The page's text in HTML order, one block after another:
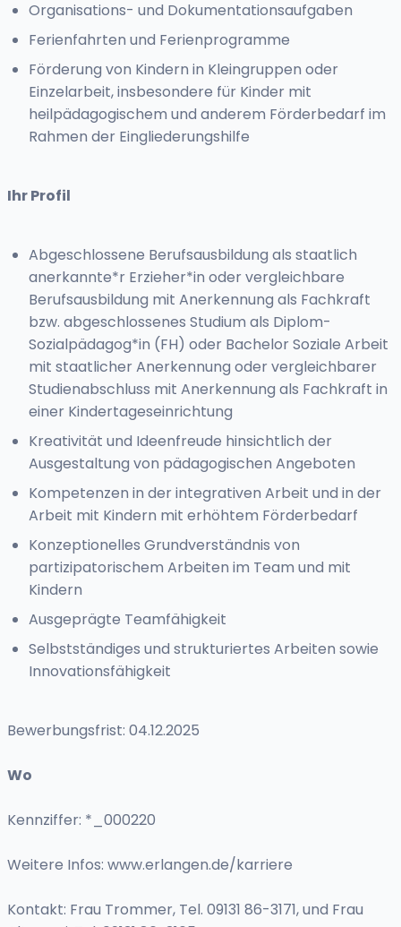
Organisations- und Dokumentationsaufgaben
Ferienfahrten und Ferienprogramme
Förderung von Kindern in Kleingruppen oder
Einzelarbeit, insbesondere für Kinder mit
heilpädagogischem und anderem Förderbedarf im
Rahmen der Eingliederungshilfe
Ihr Profil
Abgeschlossene Berufsausbildung als staatlich
anerkannte*r Erzieher*in oder vergleichbare
Berufsausbildung mit Anerkennung als Fachkraft
bzw. abgeschlossenes Studium als Diplom-
Sozialpädagog*in (FH) oder Bachelor Soziale Arbeit
mit staatlicher Anerkennung oder vergleichbarer
Studienabschluss mit Anerkennung als Fachkraft in
einer Kindertageseinrichtung
Kreativität und Ideenfreude hinsichtlich der
Ausgestaltung von pädagogischen Angeboten
Kompetenzen in der integrativen Arbeit und in der
Arbeit mit Kindern mit erhöhtem Förderbedarf
Konzeptionelles Grundverständnis von
partizipatorischem Arbeiten im Team und mit
Kindern
Ausgeprägte Teamfähigkeit
Selbstständiges und strukturiertes Arbeiten sowie
Innovationsfähigkeit
Bewerbungsfrist: 04.12.2025
Wo
Kennziffer: *_000220
Weitere Infos: www.erlangen.de/karriere
Kontakt: Frau Trommer, Tel. 09131 86-3171, und Frau